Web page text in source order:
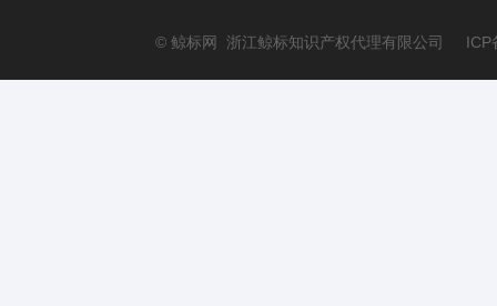
© 鲸标网 浙江鲸标知识产权代理有限公司 ICP